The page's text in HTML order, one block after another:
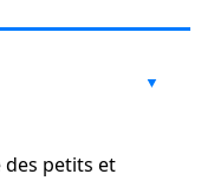
des petits et